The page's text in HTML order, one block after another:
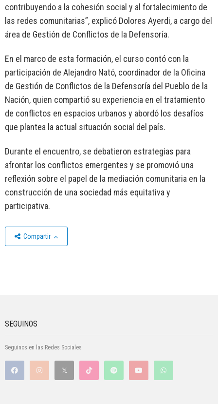
contribuyendo a la cohesión social y al fortalecimiento de
las redes comunitarias”, explicó Dolores Ayerdi, a cargo del
área de Gestión de Conflictos de la Defensoría.
En el marco de esta formación, el curso contó con la
participación de Alejandro Nató, coordinador de la Oficina
de Gestión de Conflictos de la Defensoría del Pueblo de la
Nación, quien compartió su experiencia en el tratamiento
de conflictos en espacios urbanos y abordó los desafíos
que plantea la actual situación social del país.
Durante el encuentro, se debatieron estrategias para
afrontar los conflictos emergentes y se promovió una
reflexión sobre el papel de la mediación comunitaria en la
construcción de una sociedad más equitativa y
participativa.
Compartir
SEGUINOS
Seguinos en las Redes Sociales